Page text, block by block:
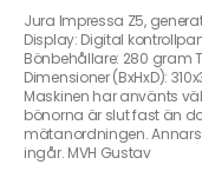
Jura Impressa Z5,
Display: Digital
Bönbehållare: 280 gram
Dimensioner (BxHxD):
Maskinen har använts
bönorna är slut fast än
mätanordningen. Annars
ingår. MVH Gustav